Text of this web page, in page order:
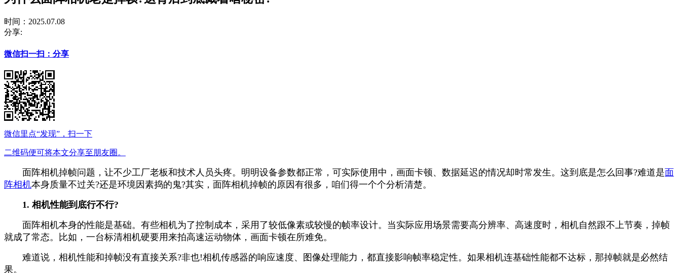
时间：2025.07.08
分享:
微信扫一扫：分享
微信里点“发现”，扫一下
二维码便可将本文分享至朋友圈。
面阵相机掉帧问题，让不少工厂老板和技术人员头疼。明明设备参数都正常，可实际使用中，画面卡顿、数据延迟的情况却时常发生。这到底是怎么回事?难道是面
阵相机本身质量不过关?还是环境因素捣的鬼?其实，面阵相机掉帧的原因有很多，咱们得一个个分析清楚。
1. 相机性能到底行不行?
面阵相机本身的性能是基础。有些相机为了控制成本，采用了较低像素或较慢的帧率设计。当实际应用场景需要高分辨率、高速度时，相机自然跟不上节奏，掉帧
就成了常态。比如，一台标清相机硬要用来拍高速运动物体，画面卡顿在所难免。
难道说，相机性能和掉帧没有直接关系?非也!相机传感器的响应速度、图像处理能力，都直接影响帧率稳定性。如果相机连基础性能都不达标，那掉帧就是必然结
果。